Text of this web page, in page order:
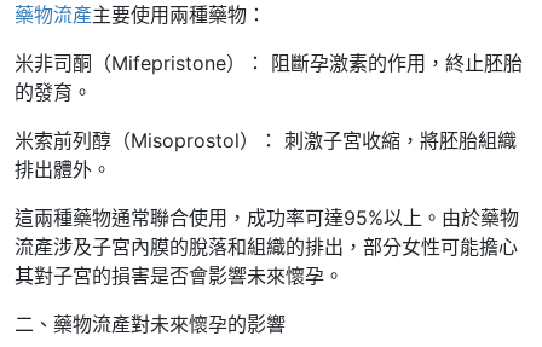
藥物流產主要使用兩種藥物：
米非司酮（Mifepristone）： 阻斷孕激素的作用，終止胚胎
的發育。
米索前列醇（Misoprostol）： 刺激子宮收縮，將胚胎組織
排出體外。
這兩種藥物通常聯合使用，成功率可達95%以上。由於藥物
流產涉及子宮內膜的脫落和組織的排出，部分女性可能擔心
其對子宮的損害是否會影響未來懷孕。
二、藥物流產對未來懷孕的影響